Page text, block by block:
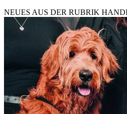
NEUES AUS DER RUBRIK